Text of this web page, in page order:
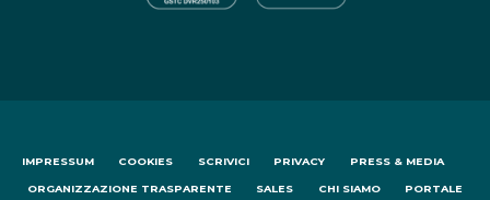
IMPRESSUM COOKIES SCRIVICI PRIVACY PRESS & MEDIA
ORGANIZZAZIONE TRASPARENTE SALES CHI SIAMO PORTALE